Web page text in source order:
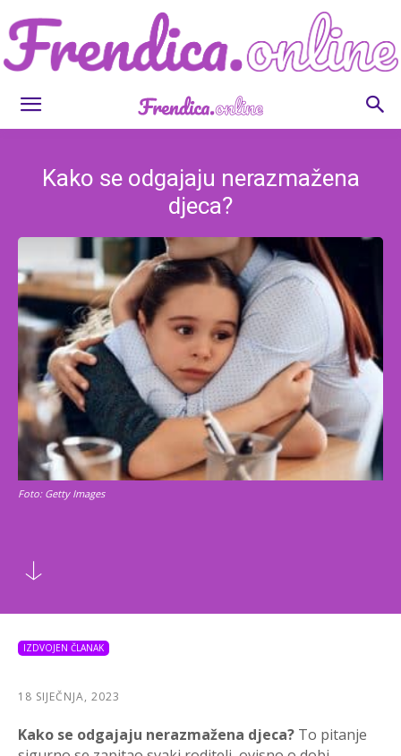
Frendica.online
Kako se odgajaju nerazmažena
djeca?
Foto: Getty Images
IZDVOJEN ČLANAK
18 SIJEČNJA, 2023
Kako se odgajaju nerazmažena djeca? To pitanje